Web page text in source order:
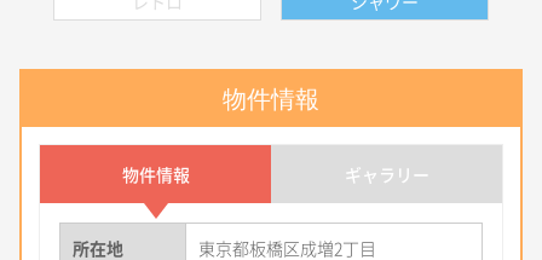
物件情報
物件情報 ギャラリー
所在地 東京都板橋区成増2丁目